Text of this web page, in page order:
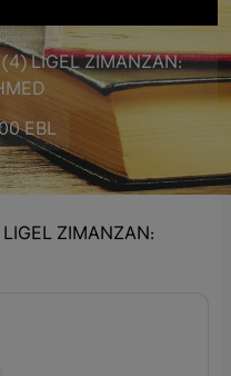
LIGEL ZIMANZAN:
EBL
ZIMANZAN: